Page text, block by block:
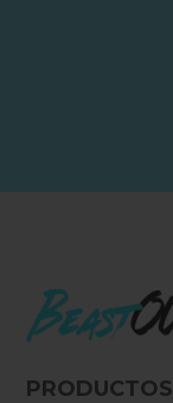
PRODUCTOS